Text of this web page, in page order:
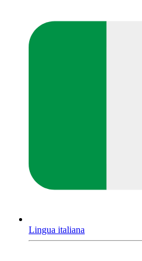
Lingua italiana